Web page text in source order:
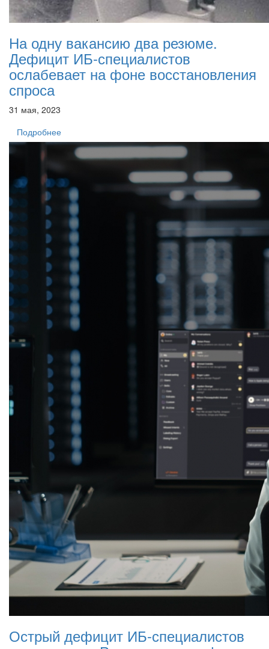
На одну вакансию два резюме.
Дефицит ИБ-специалистов
ослабевает на фоне восстановления
спроса
31 мая, 2023
Подробнее
Острый дефицит ИБ-специалистов